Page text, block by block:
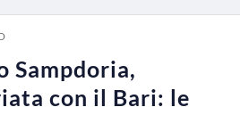
Sampdoria,
con il Bari: le